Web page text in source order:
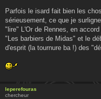
Parfois le isard fait bien les
sérieusement, ce que je
"lire" L'Or de Rennes, en
"Les barbiers de Midas" et le
d'esprit (la tournure ba !) des
leperefouras
chercheur